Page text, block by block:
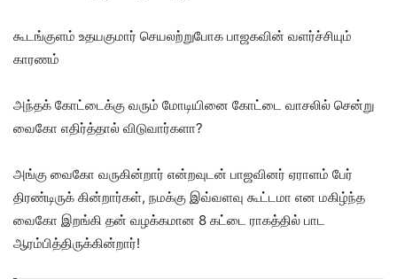
கூடங்குளம் உதயகுமார் செயலற்றுபோக பாஜகவின் வளர்ச்சியும்
காரணம்
அந்தக் கோட்டைக்கு வரும் மோடியினை கோட்டை வாசலில் சென்று
வைகோ எதிர்த்தால் விடுவார்களா?
அங்கு வைகோ வருகின்றார் என்றவுடன் பாஜவினர் ஏராளம் பேர்
திரண்டிருக் கின்றார்கள், நமக்கு இவ்வளவு கூட்டமா என மகிழ்ந்த
வைகோ இறங்கி தன் வழக்கமான 8 கட்டை ராகத்தில் பாட
ஆரம்பித்திருக்கின்றார்!